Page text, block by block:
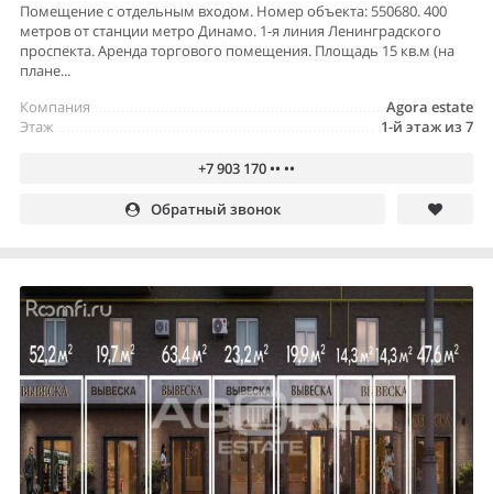
Помещение с отдельным входом. Номер объекта: 550680. 400
метров от станции метро Динамо. 1-я линия Ленинградского
проспекта. Аренда торгового помещения. Площадь 15 кв.м (на
плане...
Agora estate
Компания
1-й этаж из 7
Этаж
+7 903 170 •• ••
Обратный звонок